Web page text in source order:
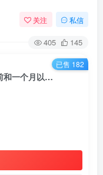
关注 私信
405 145
【H316】李想：终身成长，我一个月前和一个月以后必须是不同
已售 182